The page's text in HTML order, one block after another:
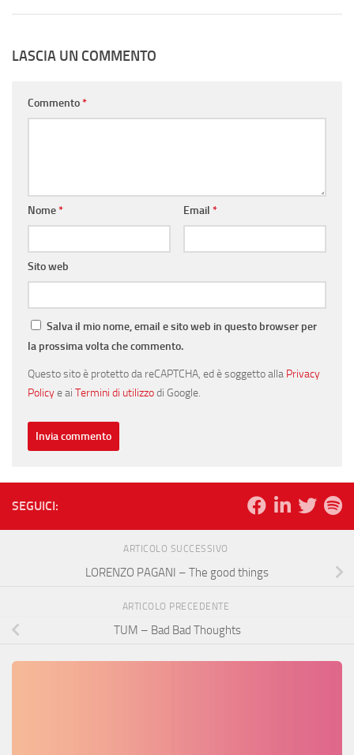
LASCIA UN COMMENTO
Commento*
Nome* Email *
Sito web
Salva il mio nome, email e sito web in questo browser per
la prossima volta che commento.
Questo sito è protetto da reCAPTCHA, ed è soggetto alla Privacy
Policye ai Termini di utilizzodi Google.
SEGUICI:
ARTICOLO SUCCESSIVO
LORENZO PAGANI – The good things
ARTICOLO PRECEDENTE
TUM – Bad Bad Thoughts